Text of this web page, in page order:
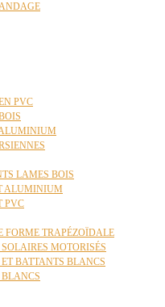
PVC
LAMES BOIS
ALUMINIUM
PVC
FORME TRAPÉZOÏDALE
MOTORISÉS
BATTANTS BLANCS